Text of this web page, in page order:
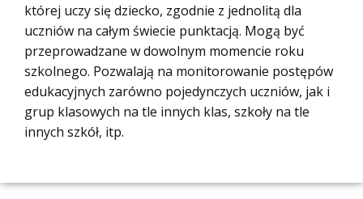
której uczy się dziecko, zgodnie z jednolitą dla
uczniów na całym świecie punktacją. Mogą być
przeprowadzane w dowolnym momencie roku
szkolnego. Pozwalają na monitorowanie postępów
edukacyjnych zarówno pojedynczych uczniów, jak i
grup klasowych na tle innych klas, szkoły na tle
innych szkół, itp.